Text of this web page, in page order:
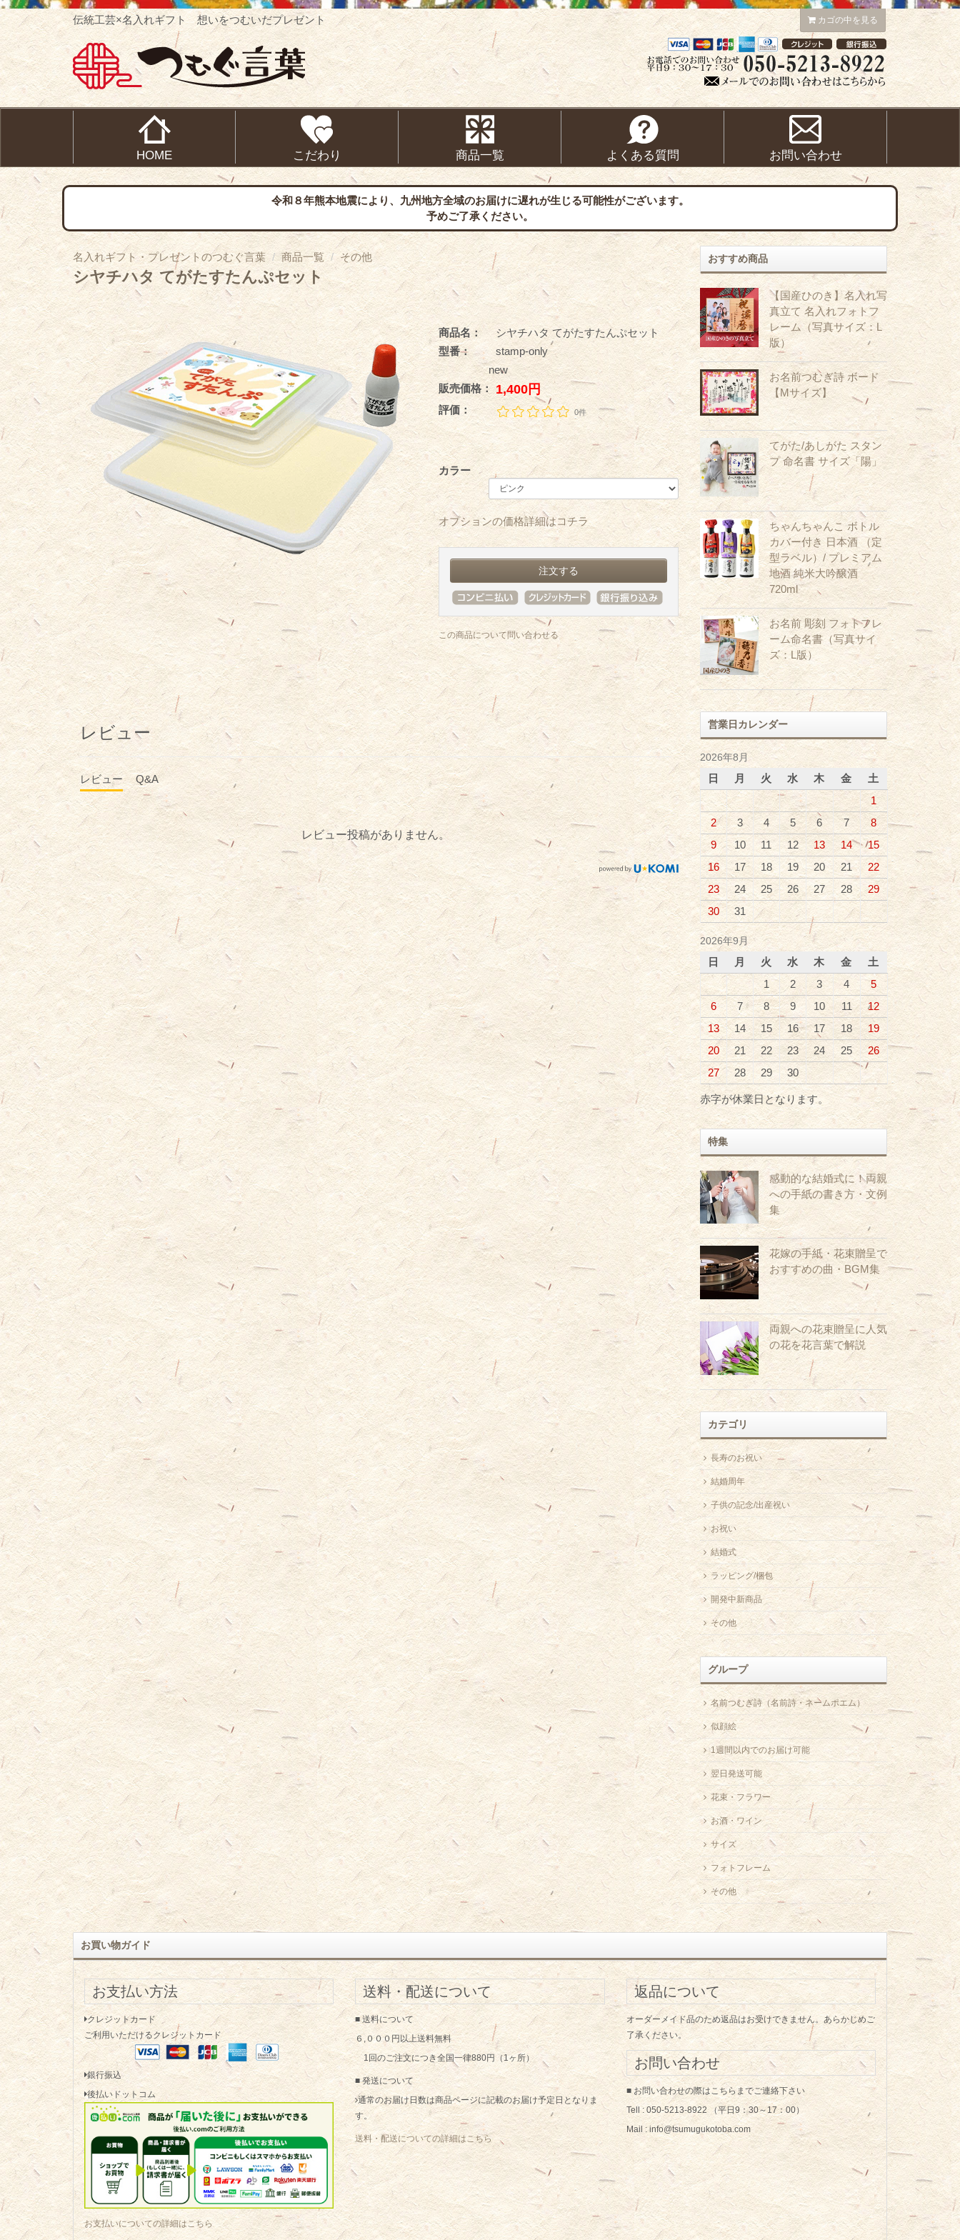
伝統工芸×名入れギフト 想いをつむいだプレゼント カゴの中を見る
HOME こだわり 商品一覧 よくある質問 お問い合わせ
令和８年熊本地震により、九州地方全域のお届けに遅れが生じる可能性がございます。
予めご了承ください。
名入れギフト・プレゼントのつむぐ言葉 商品一覧 その他
シヤチハタ てがたすたんぷセット
商品名：
シヤチハタ てがたすたんぷセット
型番：
stamp-only
new
販売価格：
1,400円
評価： 0件
カラー
オプションの価格詳細はコチラ
この商品について問い合わせる
レビュー
レビュー Q&A
レビュー投稿がありません。
おすすめ商品
【国産ひのき】名入れ写
真立て 名入れフォトフ
レーム（写真サイズ：L
版）
お名前つむぎ詩 ボード
【Mサイズ】
てがた/あしがた スタン
プ 命名書 サイズ「陽」
ちゃんちゃんこ ボトル
カバー付き 日本酒 （定
型ラベル）/ プレミアム
地酒 純米大吟醸酒
720ml
お名前 彫刻 フォトフレ
ーム命名書（写真サイ
ズ：L版）
営業日カレンダー
2026年8月
日 月 火 水 木 金
土
1
2
3 4 5 6 7
8
9
10 11 12 13 14
15
16
17 18 19 20 21
22
23
24 25 26 27 28
29
30
31
2026年9月
日 月 火 水 木 金
土
1
2 3 4
5
6
7 8 9 10 11
12
13
14 15 16 17 18
19
20
21 22 23 24 25
26
27
28 29 30
赤字が休業日となります。
特集
感動的な結婚式に！両親
への手紙の書き方・文例
集
花嫁の手紙・花束贈呈で
おすすめの曲・BGM集
両親への花束贈呈に人気
の花を花言葉で解説
カテゴリ
長寿のお祝い
結婚周年
子供の記念/出産祝い
お祝い
結婚式
ラッピング/梱包
開発中新商品
その他
グループ
名前つむぎ詩（名前詩・ネームポエム）
似顔絵
1週間以内でのお届け可能
翌日発送可能
花束・フラワー
お酒・ワイン
サイズ
フォトフレーム
その他
お買い物ガイド
お支払い方法
クレジットカード
ご利用いただけるクレジットカード
銀行振込
後払いドットコム
お支払いについての詳細はこちら
送料・配送について
■ 送料について
６,０００円以上送料無料
1回のご注文につき全国一律880円（1ヶ所）
■ 発送について
通常のお届け日数は商品ページに記載のお届け予定日となりま
す。
送料・配送についての詳細はこちら
返品について
オーダーメイド品のため返品はお受けできません。あらかじめご
了承ください。
お問い合わせ
■ お問い合わせの際はこちらまでご連絡下さい
Tell : 050-5213-8922 （平日9：30～17：00）
Mail : info@tsumugukotoba.com